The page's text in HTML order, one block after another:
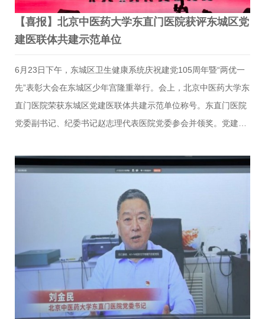
【喜报】北京中医药大学东直门医院获评东城区党
建医联体共建示范单位
6月23日下午，东城区卫生健康系统庆祝建党105周年暨“两优一
先”表彰大会在东城区少年宫隆重举行。会上，北京中医药大学东
直门医院荣获东城区党建医联体共建示范单位称号。东直门医院
党委副书记、纪委书记赵志理代表医院党委参会并领奖。党建医
过常态化共建机制、人才交流培养、医疗资源整合等举措，打破
医疗机构壁垒，完善分级诊疗服务体系，切实提升辖区基层医疗
卫生服务能力，切实把党建优势转化为区域医疗服务发展优势。
长期以来，我院党委紧扣区域党建医联体建设要求，主动开展党
建联建、学术交流、基层技术帮扶等工作，推动优质医疗资源下
沉，区域协同医疗服务成效突出，获区委卫健工委充分肯定。下
一步，医院党委将以此次获评示范单位为新起点，持续深化党建